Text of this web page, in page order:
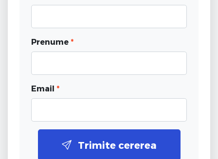
Prenume *
Email *
Trimite cererea